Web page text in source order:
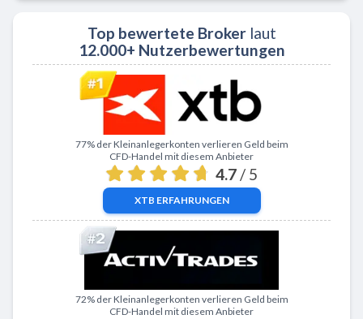
Top bewertete Brokerlaut
12.000+ Nutzerbewertungen
Zu XTB
77% der Kleinanlegerkonten verlieren Geld beim
CFD-Handel mit diesem Anbieter
4.7 / 5
XTB ERFAHRUNGEN
Zu ActivTrades
72% der Kleinanlegerkonten verlieren Geld beim
CFD-Handel mit diesem Anbieter